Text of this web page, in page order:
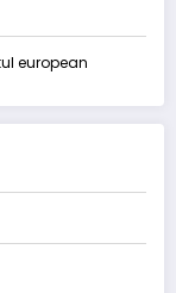
european